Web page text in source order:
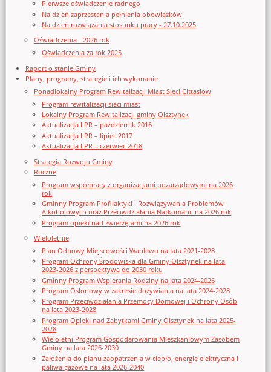
Pierwsze oświadczenie radnego
Na dzień zaprzestania pełnienia obowiązków
Na dzień rozwiązania stosunku pracy - 27.10.2025
Oświadczenia - 2026 rok
Oświadczenia za rok 2025
Raport o stanie Gminy
Plany, programy, strategie i ich wykonanie
Ponadlokalny Program Rewitalizacji Miast Sieci Cittaslow
Program rewitalizacji sieci miast
Lokalny Program Rewitalizacji gminy Olsztynek
Aktualizacja LPR – październik 2016
Aktualizacja LPR – lipiec 2017
Aktualizacja LPR – czerwiec 2018
Strategia Rozwoju Gminy
Roczne
Program współpracy z organizacjami pozarządowymi na 2026
rok
Gminny Program Profilaktyki i Rozwiązywania Problemów
Alkoholowych oraz Przeciwdziałania Narkomanii na 2026 rok
Program opieki nad zwierzętami na 2026 rok
Wieloletnie
Plan Odnowy Miejscowości Waplewo na lata 2021-2028
Program Ochrony Środowiska dla Gminy Olsztynek na lata
2023-2026 z perspektywą do 2030 roku
Gminny Program Wspierania Rodziny na lata 2024-2026
Program Osłonowy w zakresie dożywiania na lata 2024-2028
Program Przeciwdziałania Przemocy Domowej i Ochrony Osób
na lata 2023-2028
Program Opieki nad Zabytkami Gminy Olsztynek na lata 2025-
2028
Wieloletni Program Gospodarowania Mieszkaniowym Zasobem
Gminy na lata 2026-2030
Założenia do planu zaopatrzenia w ciepło, energię elektryczna i
paliwa gazowe na lata 2026-2040